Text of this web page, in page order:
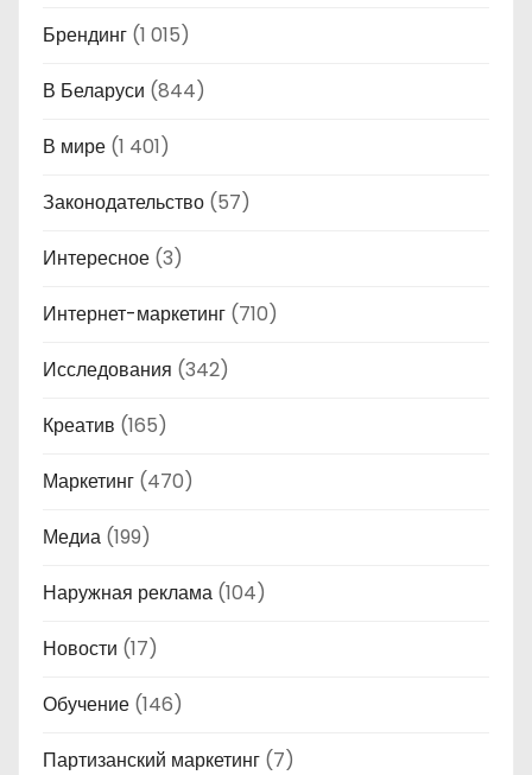
Брендинг (1 015)
В Беларуси (844)
В мире (1 401)
Законодательство (57)
Интересное (3)
Интернет-маркетинг (710)
Исследования (342)
Креатив (165)
Маркетинг (470)
Медиа (199)
Наружная реклама (104)
Новости (17)
Обучение (146)
Партизанский маркетинг (7)